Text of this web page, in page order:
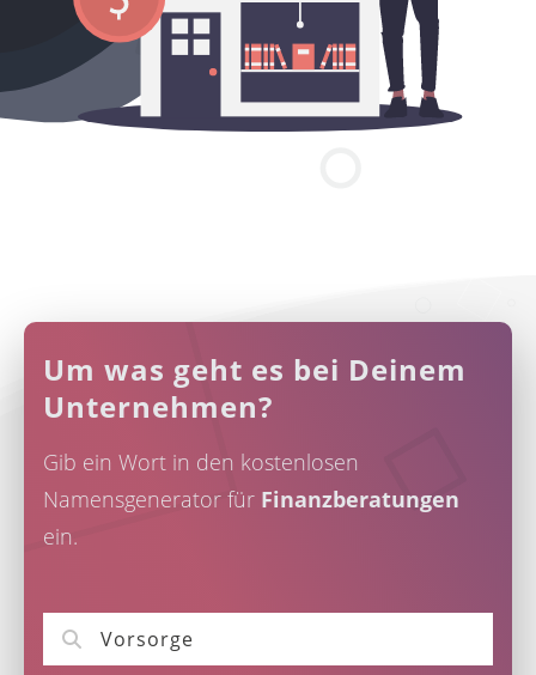
Um was geht es bei Deinem
Unternehmen?
Gib ein Wort in den kostenlosen
Namensgenerator für Finanzberatungen
ein.